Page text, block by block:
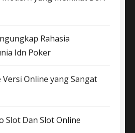
Rahasia
Idn Poker
Versi Online yang Sangat
Slot Dan Slot Online